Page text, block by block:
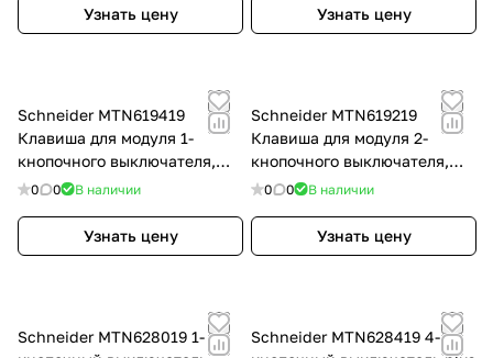
Узнать цену Узнать цену
Schneider MTN619419
Клавиша для модуля 1-
кнопочного выключателя,
SM, цвет: Белый, оттенок:
RAL 9010
0 0 В наличии
Узнать цену
Schneider MTN619219
Клавиша для модуля 2-
кнопочного выключателя,
SM, цвет: Белый, оттенок:
RAL 9010
0 0 В наличии
Узнать цену
Schneider MTN628019 1-
Schneider MTN628419 4-